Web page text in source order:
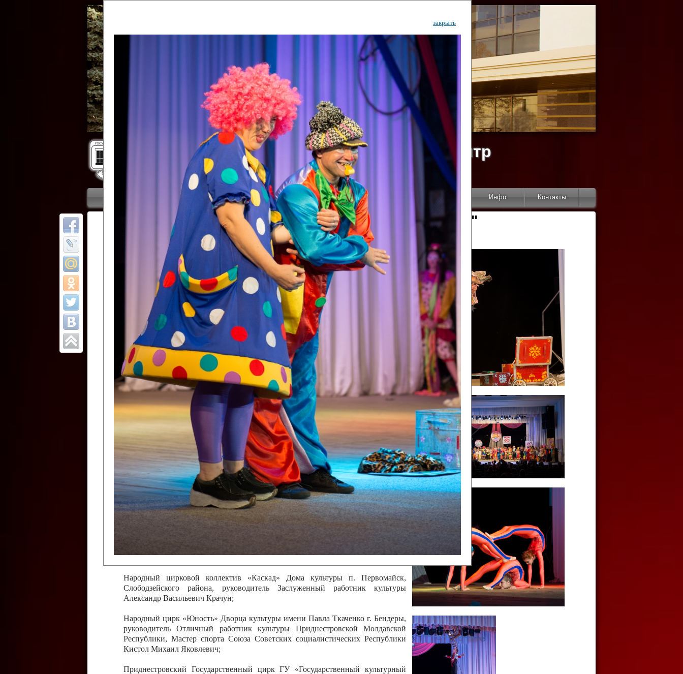
Государственный культурный центр
Дворец Республики
Приветствие Коллективы Новости Афиша Арт-прожектор Инфо Контакты
ОТЧЕТЫ ГКЦ "ДВОРЕЦ РЕСПУБЛИКИ"
закрыть
Финал Республиканского фестиваля
цирковых коллективов "Созвездие
Приднестровского цирка"
Участники фестиваля:
Образцовый эстрадно-цирковой коллектив «Ровесник» Дом культуры с.
Протягайловка, г. Бендеры , руководитель Рогожинер Светлана Георгиевна
Народный цирковой клоунский коллектив «Шари-вари» МУ «Культурно-
досуговый центр «Шелковик» г.Бендеры, руководители Отличные работники
культуры Приднестровской Молдавской Республики Алёна Александровна и
Олег Степанович Райлян;
Народный цирковой коллектив «Энтузиасты» Дома культуры с. Делакеу,
Григориопольского района, руководитель Отличный работник культуры
Приднестровской Молдавской Республики Пётр Петрович Дижмару;
Народный цирковой коллектив «Сперанца» Дома культуры посёлка Красное,
Слободзейского района, руководитель Отличный работник культуры
Приднестровской Молдавской Республики Анжела Владимировна
Казавчинская;
Образцовый эстрадно-цирковой коллектив «Алегро» Дома детско –юношеского
творчества с. Чобручи, Слободзейского района, руководитель Хачатурян Юрий
Владимирович;
Образцовый цирковой коллектив «Радуга» Городской дворец культуры г.
Тирасполь, руководитель Отличный работник культуры Приднестровской
Молдавской Республики Николай Юрьевич Елистратов;
Народный цирковой коллектив «Каскад» Дома культуры п. Первомайск,
Слободзейского района, руководитель Заслуженный работник культуры
Александр Васильевич Крачун;
Народный цирк «Юность» Дворца культуры имени Павла Ткаченко г. Бендеры,
руководитель Отличный работник культуры Приднестровской Молдавской
Республики, Мастер спорта Союза Советских социалистических Республики
Кистол Михаил Яковлевич;
Приднестровский Государственный цирк ГУ «Государственный культурный